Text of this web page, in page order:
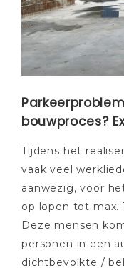
bouwproces?
Tijdens het
vaak veel
aanwezig, voor
op lopen tot max.
Deze mensen
personen in een
dichtbevolkte /